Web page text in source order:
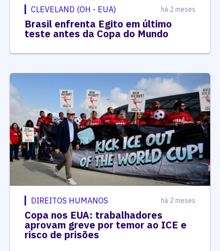
CLEVELAND (OH - EUA) há 2 meses
Brasil enfrenta Egito em último
teste antes da Copa do Mundo
DIREITOS HUMANOS há 2 meses
Copa nos EUA: trabalhadores
aprovam greve por temor ao ICE e
risco de prisões